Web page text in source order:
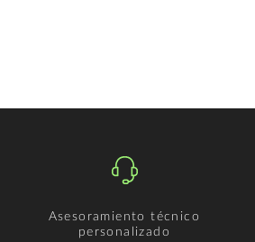
Asesoramiento técnico
personalizado